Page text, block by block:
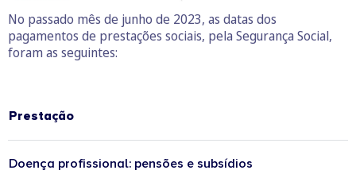
No passado mês de junho de 2023, as datas dos
pagamentos de prestações sociais, pela Segurança Social,
foram as seguintes:
Prestação
Doença profissional: pensões e subsídios